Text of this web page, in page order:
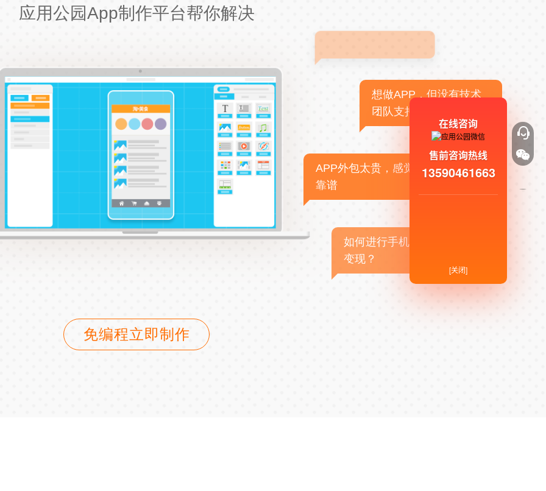
应用公园App制作平台帮你解决
想做APP，但没有技术
团队支持
APP外包太贵，感觉不
靠谱
如何进行手机APP商业
变现？
免编程立即制作
在线咨询
售前咨询热线
13590461663
[关闭]